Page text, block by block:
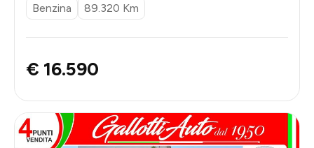
Benzina
89.320 Km
€ 16.590